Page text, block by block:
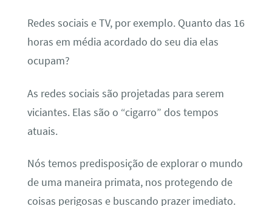
Redes sociais e TV, por exemplo. Quanto das 16
horas em média acordado do seu dia elas
ocupam?
As redes sociais são projetadas para serem
viciantes. Elas são o “cigarro” dos tempos
atuais.
Nós temos predisposição de explorar o mundo
de uma maneira primata, nos protegendo de
coisas perigosas e buscando prazer imediato.